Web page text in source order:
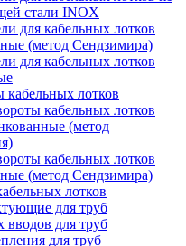
стали INOX
для кабельных лотков
(метод Сендзимира)
для кабельных лотков
лотков
кабельных лотков
(метод
кабельных лотков
(метод Сендзимира)
лотков
для труб
вводов для труб
для труб